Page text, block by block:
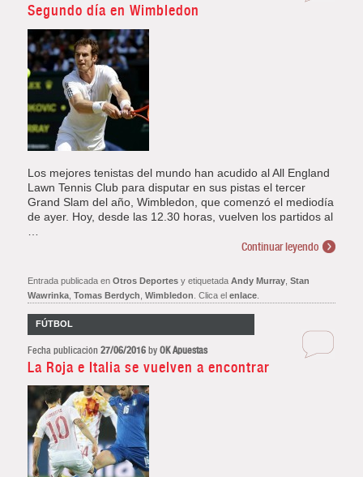
Segundo día en Wimbledon
Los mejores tenistas del mundo han acudido al All England
Lawn Tennis Club para disputar en sus pistas el tercer
Grand Slam del año, Wimbledon, que comenzó el mediodía
de ayer. Hoy, desde las 12.30 horas, vuelven los partidos al
Continuar leyendo
Entrada publicada enOtros Deportes y etiquetadaAndy Murray ,Stan
Wawrinka ,Tomas Berdych ,Wimbledon . Clica elenlace
FÚTBOL
Fecha publicación27/06/2016 byOK Apuestas
La Roja e Italia se vuelven a encontrar